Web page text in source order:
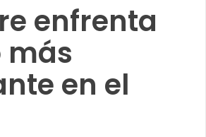
enfrenta
más
en el